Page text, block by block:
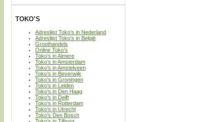
TOKO’S
Adreslijst Toko’s in Nederland
Adreslijst Toko’s in België
Groothandels
Online Toko’s
Toko’s in Almere
Toko’s in Amsterdam
Toko’s in Amstelveen
Toko’s in Beverwijk
Toko’s in Groningen
Toko’s in Leiden
Toko’s in Den Haag
Toko’s in Delft
Toko’s in Rotterdam
Toko’s in Utrecht
Toko’s Den Bosch